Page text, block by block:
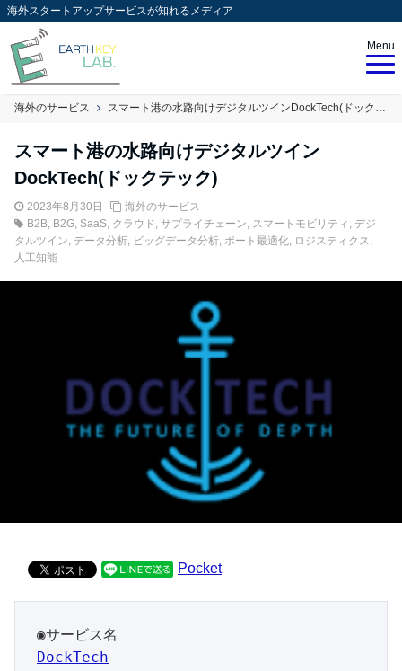
海外スタートアップサービスが知れるメディア
Menu
海外のサービス スマート港の水路向けデジタルツインDockTech(ドックテック)
スマート港の水路向けデジタルツイン
DockTech(ドックテック)
2023年8月30日
海外のサービス
B2B, B2G, SaaS, クラウド , サプライチェーン, スマートモビリティ , デジ
タルツイン, データ分析, ビッグデータ分析, ポート最適化, ロジスティクス,
人工知能
Pocket
DockTech